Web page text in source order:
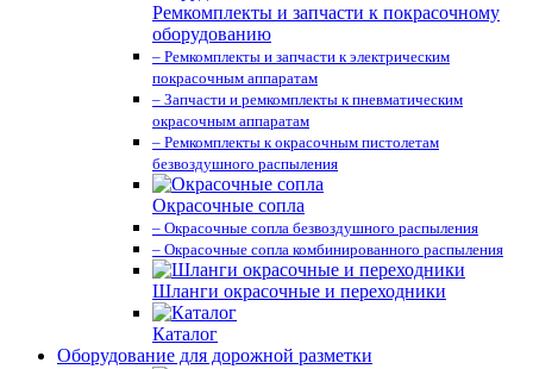
Ремкомплекты и запчасти к покрасочному
оборудованию
– Ремкомплекты и запчасти к электрическим
покрасочным аппаратам
– Запчасти и ремкомплекты к пневматическим
окрасочным аппаратам
– Ремкомплекты к окрасочным пистолетам
безвоздушного распыления
Окрасочные сопла
– Окрасочные сопла безвоздушного распыления
– Окрасочные сопла комбинированного распыления
Шланги окрасочные и переходники
Каталог
Оборудование для дорожной разметки